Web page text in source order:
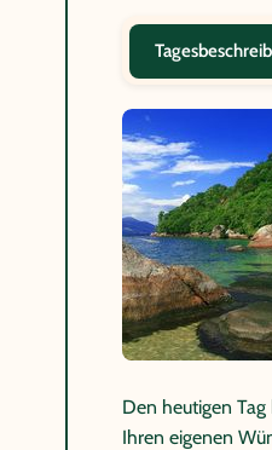
Den heutigen
Ihren eigenen